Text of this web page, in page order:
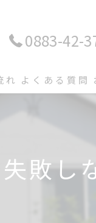
0883-42-
れ よくある質問
敗し